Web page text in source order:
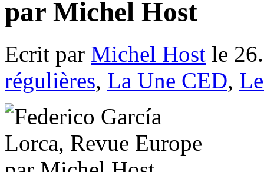
par Michel Host
Ecrit par Michel Host le
régulières, La Une CED,